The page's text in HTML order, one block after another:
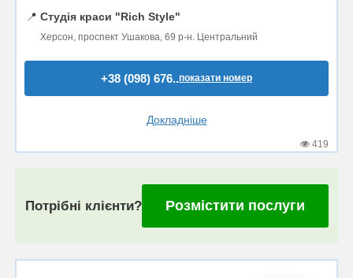
📍 Студія краси "Rich Style"
Херсон, проспект Ушакова, 69 р-н. Центральний
+38 (098) 676..показати номер
Докладніше
419
Потрібні клієнти? Розмістити послуги